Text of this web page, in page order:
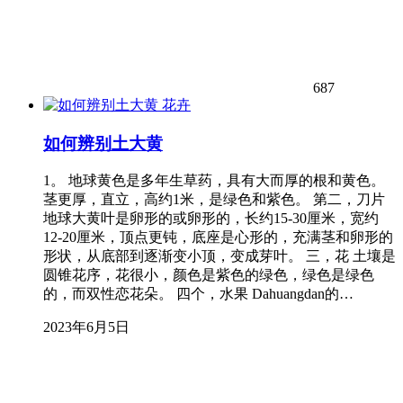
687
花卉
如何辨别土大黄
1。 地球黄色是多年生草药，具有大而厚的根和黄色。
茎更厚，直立，高约1米，是绿色和紫色。 第二，刀片
地球大黄叶是卵形的或卵形的，长约15-30厘米，宽约
12-20厘米，顶点更钝，底座是心形的，充满茎和卵形的
形状，从底部到逐渐变小顶，变成芽叶。 三，花 土壤是
圆锥花序，花很小，颜色是紫色的绿色，绿色是绿色
的，而双性恋花朵。 四个，水果 Dahuangdan的…
2023年6月5日